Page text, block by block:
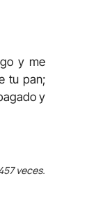
y me
tu pan;
y
veces.